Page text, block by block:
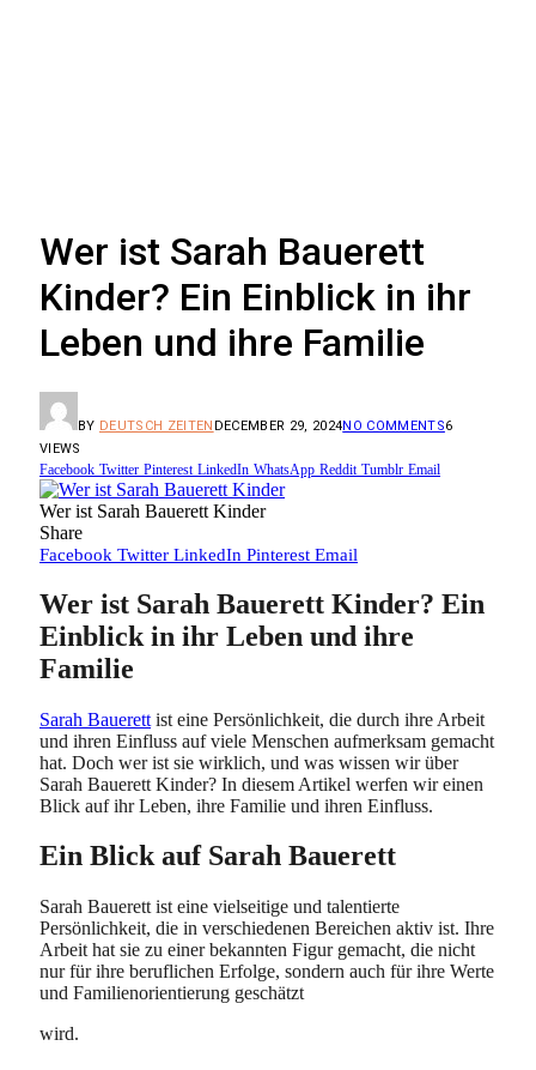
Wer ist Sarah Bauerett
Kinder? Ein Einblick in ihr
Leben und ihre Familie
BY DEUTSCH ZEITEN DECEMBER 29, 2024NO COMMENTS6
VIEWS
Facebook Twitter Pinterest LinkedIn WhatsApp Reddit Tumblr Email
Wer ist Sarah Bauerett Kinder
Share
Facebook Twitter LinkedIn Pinterest Email
Wer ist Sarah Bauerett Kinder? Ein
Einblick in ihr Leben und ihre
Familie
Sarah Bauerett ist eine Persönlichkeit, die durch ihre Arbeit
und ihren Einfluss auf viele Menschen aufmerksam gemacht
hat. Doch wer ist sie wirklich, und was wissen wir über
Sarah Bauerett Kinder? In diesem Artikel werfen wir einen
Blick auf ihr Leben, ihre Familie und ihren Einfluss.
Ein Blick auf Sarah Bauerett
Sarah Bauerett ist eine vielseitige und talentierte
Persönlichkeit, die in verschiedenen Bereichen aktiv ist. Ihre
Arbeit hat sie zu einer bekannten Figur gemacht, die nicht
nur für ihre beruflichen Erfolge, sondern auch für ihre Werte
und Familienorientierung geschätzt
wird.